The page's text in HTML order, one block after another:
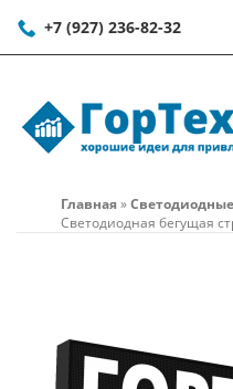
+7 (927) 236-82-32
Главная»
Светодиодная бегущая